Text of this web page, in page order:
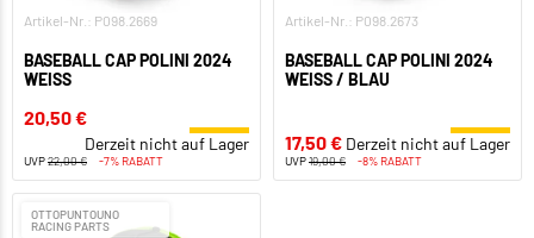
Artikel-Nr.: P098.2669
BASEBALL CAP POLINI 2024
WEISS
20,50 €
Derzeit nicht auf Lager
UVP22,00 € -7% RABATT
Artikel-Nr.: P098.2673
BASEBALL CAP POLINI 2024
WEISS / BLAU
17,50 € Derzeit nicht auf Lager
UVP19,00 € -8% RABATT
OTTOPUNTOUNO
RACING PARTS